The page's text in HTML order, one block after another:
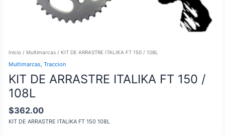
Inicio/ Multimarcas/ KIT DE ARRASTRE ITALIKA FT 150 / 108L
Multimarcas, Traccion
KIT DE ARRASTRE ITALIKA FT 150 /
108L
$362.00
KIT DE ARRASTRE ITALIKA FT 150 108L